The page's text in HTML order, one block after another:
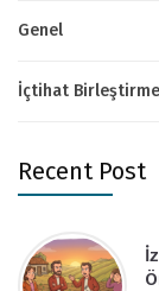
Genel
İçtihat Birleştirme
Recent Post